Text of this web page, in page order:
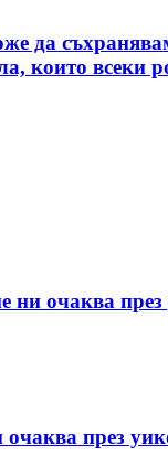
да
които всеки
ни очаква през
през